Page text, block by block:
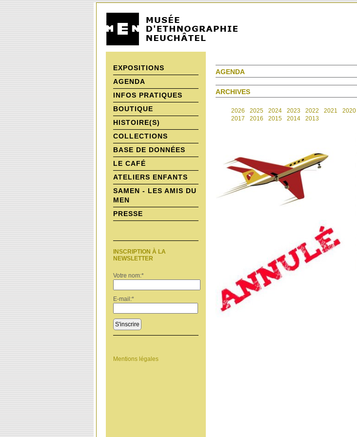
EXPOSITIONS
AGENDA
INFOS PRATIQUES
BOUTIQUE
HISTOIRE(S)
COLLECTIONS
BASE DE DONNÉES
LE CAFÉ
ATELIERS ENFANTS
SAMEN - LES AMIS DU
MEN
PRESSE
INSCRIPTION À LA
NEWSLETTER
Votre nom:*
E-mail:*
S'inscrire
Mentions légales
AGENDA
ARCHIVES
2026 2025 2024 2023 2022 2021 2020
2017
2016 2015 2014 2013